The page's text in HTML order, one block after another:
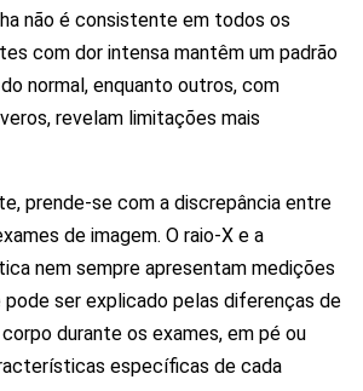
não é consistente em todos os
com dor intensa mantêm um padrão
normal, enquanto outros, com
revelam limitações mais
prende-se com a discrepância entre
de imagem. O raio-X e a
nem sempre apresentam medições
ser explicado pelas diferenças de
durante os exames, em pé ou
específicas de cada